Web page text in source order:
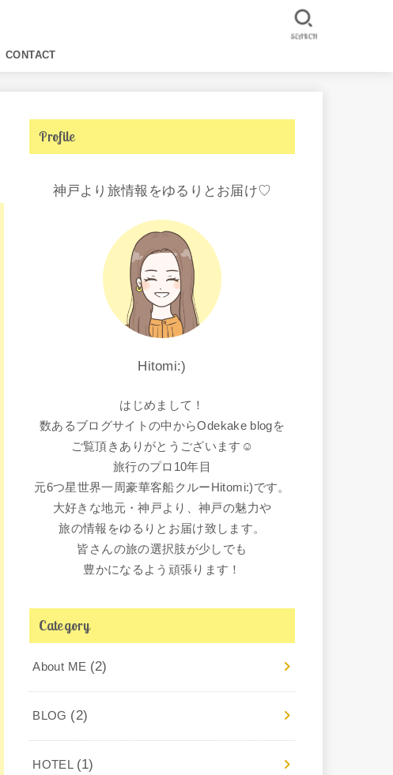
CONTACT
SEARCH
Profile
神戸より旅情報をゆるりとお届け♡
Hitomi:)
はじめまして！
数あるブログサイトの中からOdekake blogを
ご覧頂きありがとうございます☺︎
旅行のプロ10年目
元6つ星世界一周豪華客船クルーHitomi:)です。
大好きな地元・神戸より、神戸の魅力や
旅の情報をゆるりとお届け致します。
皆さんの旅の選択肢が少しでも
豊かになるよう頑張ります！
Category
About ME (2)
BLOG (2)
HOTEL (1)